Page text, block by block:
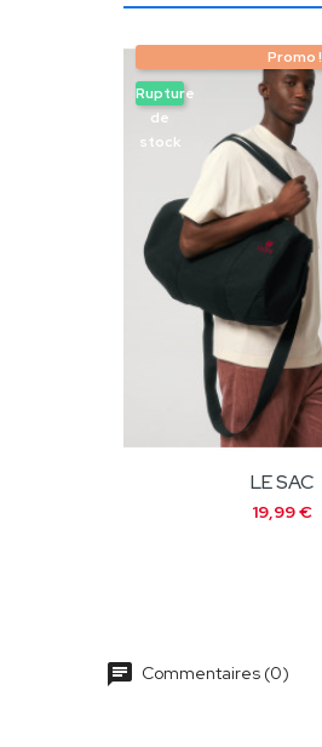
Promo !
Rupture
de
stock
LE SAC
19,99 €
chat Commentaires (0)